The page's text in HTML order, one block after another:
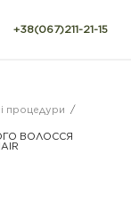
+38(067)211-21-15
процедури /
ВОЛОССЯ